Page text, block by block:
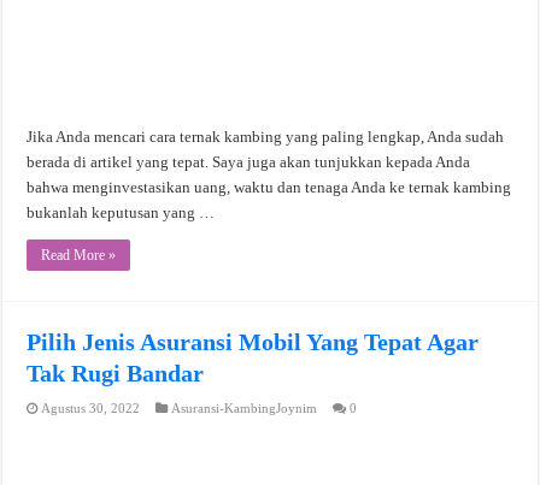
Jika Anda mencari cara ternak kambing yang paling lengkap, Anda sudah
berada di artikel yang tepat. Saya juga akan tunjukkan kepada Anda
bahwa menginvestasikan uang, waktu dan tenaga Anda ke ternak kambing
bukanlah keputusan yang …
Read More »
Pilih Jenis Asuransi Mobil Yang Tepat Agar
Tak Rugi Bandar
Agustus 30, 2022 Asuransi-KambingJoynim 0